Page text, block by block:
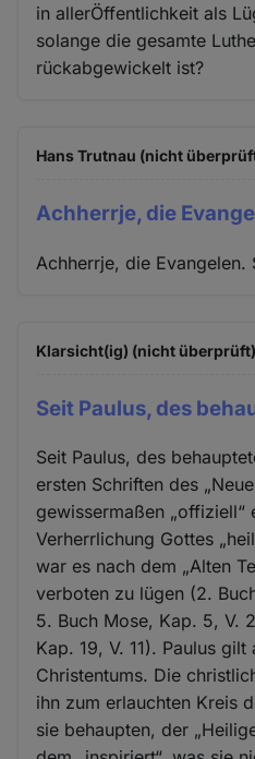
in allerÖffentlichkeit als
solange die gesamte
rückabgewickelt ist?
Hans Trutnau (nicht
Achherrje, die
Achherrje, die Evangelen.
Klarsicht(ig) (nicht überprüft)
Seit Paulus, des
Seit Paulus, des
ersten Schriften des
gewissermaßen „offiziell“
Verherrlichung Gottes
war es nach dem „Alten
verboten zu lügen (2.
5. Buch Mose, Kap. 5, V.
Kap. 19, V. 11). Paulus
Christentums. Die
ihn zum erlauchten Kreis
sie behaupten, der